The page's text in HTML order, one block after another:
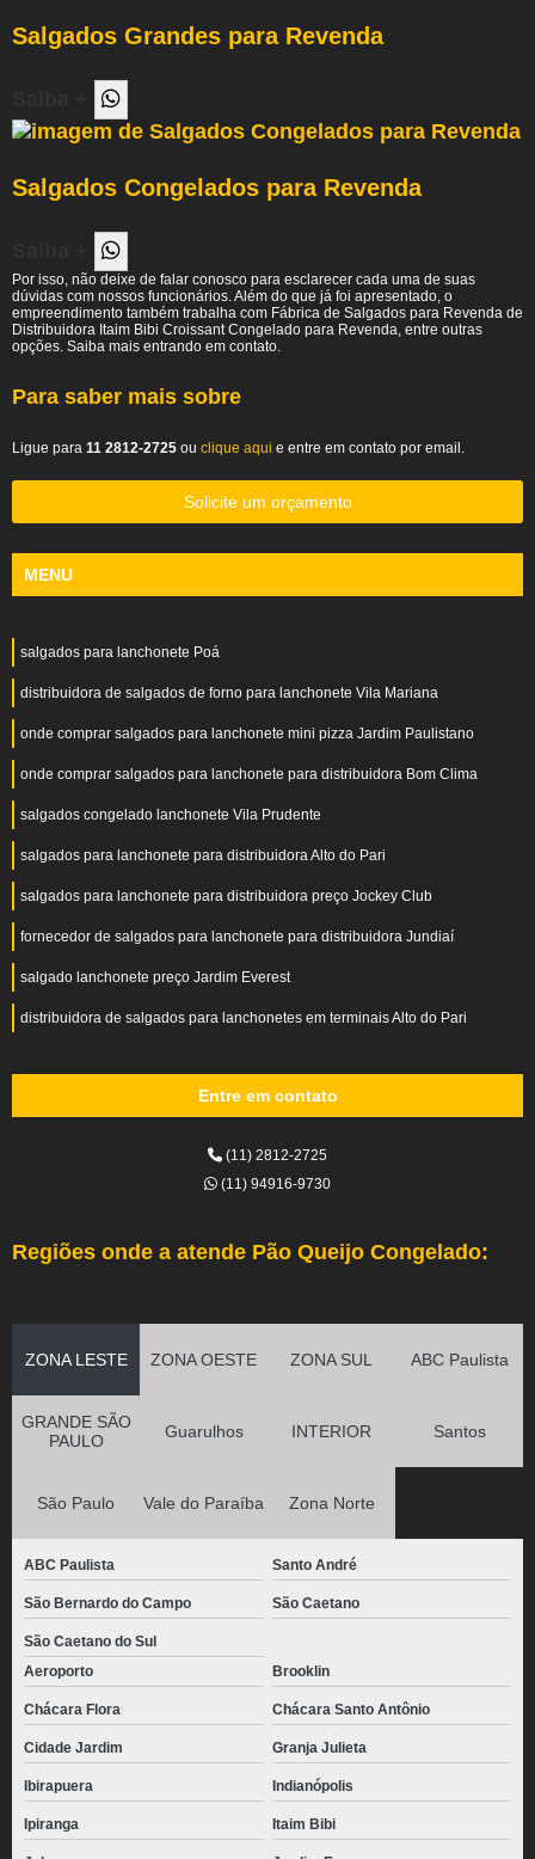
Salgados Grandes para Revenda
Salgados Congelados para Revenda
Por isso, não deixe de falar conosco para esclarecer cada uma de suas
dúvidas com nossos funcionários. Além do que já foi apresentado, o
empreendimento também trabalha com Fábrica de Salgados para Revenda de
Distribuidora Itaim Bibi Croissant Congelado para Revenda, entre outras
opções. Saiba mais entrando em contato.
Para saber mais sobre
Ligue para 11 2812-2725 ou clique aqui e entre em contato por email.
Solicite um orçamento
MENU
salgados para lanchonete Poá
distribuidora de salgados de forno para lanchonete Vila Mariana
onde comprar salgados para lanchonete mini pizza Jardim Paulistano
onde comprar salgados para lanchonete para distribuidora Bom Clima
salgados congelado lanchonete Vila Prudente
salgados para lanchonete para distribuidora Alto do Pari
salgados para lanchonete para distribuidora preço Jockey Club
fornecedor de salgados para lanchonete para distribuidora Jundiaí
salgado lanchonete preço Jardim Everest
distribuidora de salgados para lanchonetes em terminais Alto do Pari
Entre em contato
(11) 2812-2725
(11) 94916-9730
Regiões onde a atende Pão Queijo Congelado:
ZONA LESTE ZONA OESTE ZONA SUL ABC Paulista
GRANDE SÃO
PAULO
Guarulhos INTERIOR Santos
São Paulo Vale do Paraíba Zona Norte
ABC Paulista Santo André
São Bernardo do Campo São Caetano
São Caetano do Sul
Aeroporto
Brooklin
Chácara Flora Chácara Santo Antônio
Cidade Jardim Granja Julieta
Ibirapuera Indianópolis
Ipiranga Itaim Bibi